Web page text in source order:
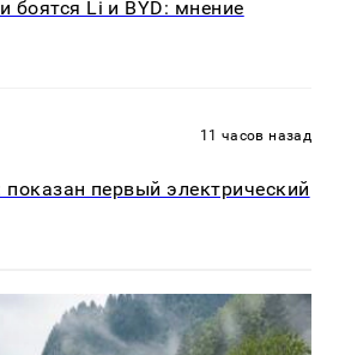
боятся Li и BYD: мнение
11 часов назад
первый электрический